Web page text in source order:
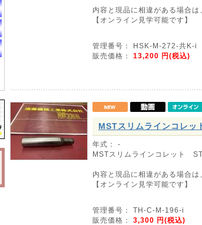
内容と現品に相違がある場合は
【オンライン見学可能です】
管理番号： HSK-M-272-共K-i
販売価格： 13,200 円(税込)
MSTスリムラインコレ
年式： -
MSTスリムラインコレット
内容と現品に相違がある場合は
【オンライン見学可能です】
管理番号： TH-C-M-196-i
販売価格： 3,300 円(税込)